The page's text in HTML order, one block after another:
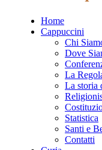
Home
Cappuccini
Chi
Dove
La
La storia
Statistica
Santi e
Contatti